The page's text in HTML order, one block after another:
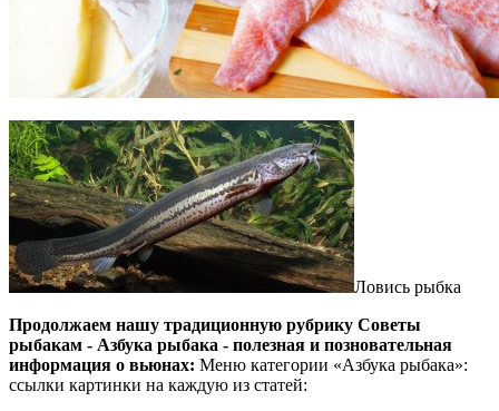
Ловись рыбка
Продолжаем нашу традиционную рубрику Советы
рыбакам - Азбука рыбака - полезная и позновательная
информация о вьюнах: Меню категории «Азбука рыбака»:
ссылки картинки на каждую из статей: